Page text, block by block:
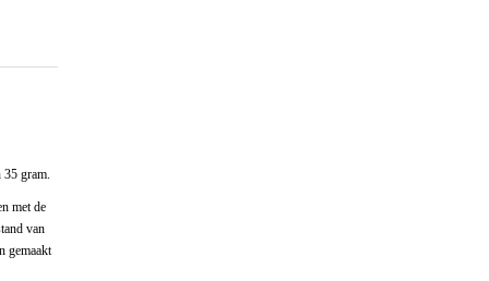
35 gram.
met de
van
gemaakt